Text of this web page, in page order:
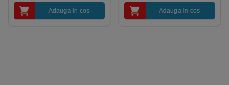
Adauga in cos Adauga in cos